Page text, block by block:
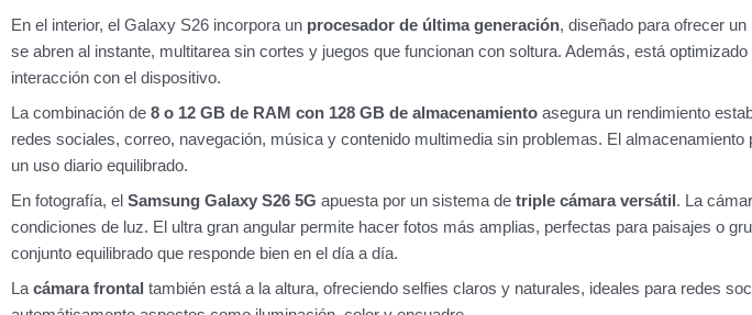
En el interior, el Galaxy S26 incorpora un procesador de última generación, diseñado para ofrecer
se abren al instante, multitarea sin cortes y juegos que funcionan con soltura. Además, está
interacción con el dispositivo.
La combinación de 8 o 12 GB de RAM con 128 GB de almacenamiento asegura un rendimiento
redes sociales, correo, navegación, música y contenido multimedia sin problemas. El
un uso diario equilibrado.
En fotografía, el Samsung Galaxy S26 5G apuesta por un sistema de triple cámara versátil. La
condiciones de luz. El ultra gran angular permite hacer fotos más amplias, perfectas para paisajes o
conjunto equilibrado que responde bien en el día a día.
La cámara frontal también está a la altura, ofreciendo selfies claros y naturales, ideales para redes